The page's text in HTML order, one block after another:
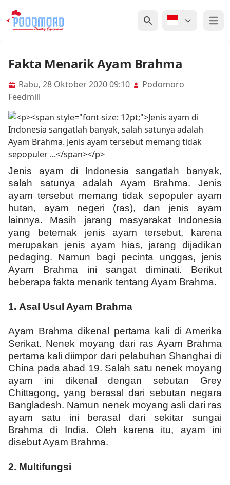
Open
Fakta Menarik Ayam Brahma
Rabu, 28 Oktober 2020 09:10
Podomoro
Feedmill
Jenis ayam di Indonesia sangatlah banyak,
salah satunya adalah Ayam Brahma. Jenis
ayam tersebut memang tidak sepopuler ayam
hutan, ayam negeri (ras), dan jenis ayam
lainnya. Masih jarang masyarakat Indonesia
yang beternak jenis ayam tersebut, karena
merupakan jenis ayam hias, jarang dijadikan
pedaging. Namun bagi pecinta unggas, jenis
Ayam Brahma ini sangat diminati. Berikut
beberapa fakta menarik tentang Ayam Brahma.
1. Asal Usul Ayam Brahma
Ayam Brahma dikenal pertama kali di Amerika
Serikat. Nenek moyang dari ras Ayam Brahma
pertama kali diimpor dari pelabuhan Shanghai di
China pada abad 19. Salah satu nenek moyang
ayam ini dikenal dengan sebutan Grey
Chittagong, yang berasal dari sebutan negara
Bangladesh. Namun nenek moyang asli dari ras
ayam satu ini berasal dari sekitar sungai
Brahma di India. Oleh karena itu, ayam ini
disebut Ayam Brahma.
2. Multifungsi